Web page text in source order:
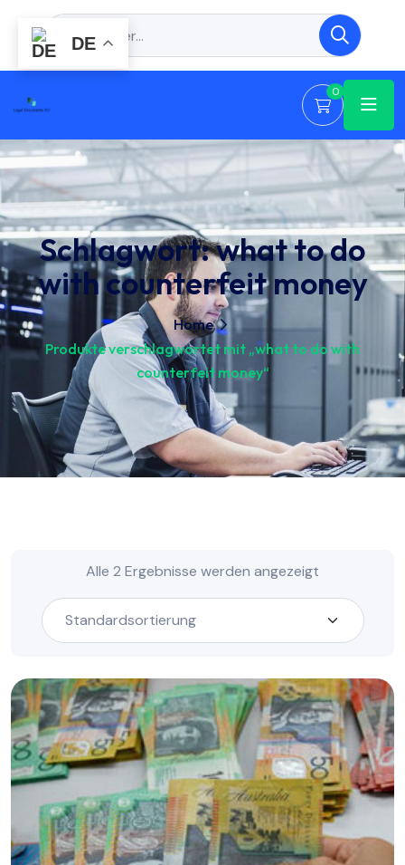
0
Schlagwort:what to do
with counterfeit money
Home
Produkte verschlagwortet mit „what to do with
counterfeit money“
Alle 2 Ergebnisse werden angezeigt
DE